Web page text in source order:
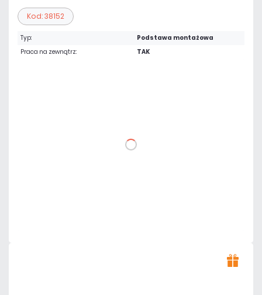
Kod: 38152
Typ:
Podstawa montażowa
Praca na zewnątrz:
TAK
DO KOSZYKA